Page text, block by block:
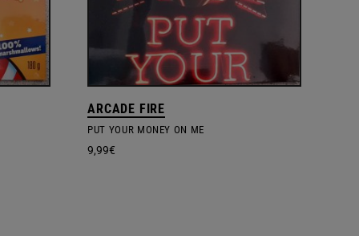
ARCADE FIRE
PUT YOUR MONEY ON ME
9,99€